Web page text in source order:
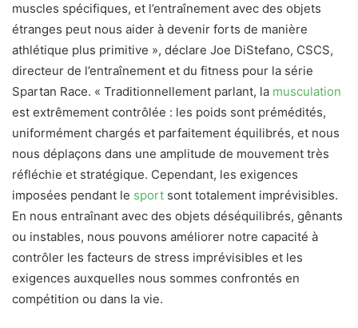
muscles spécifiques, et l’entraînement avec des objets
étranges peut nous aider à devenir forts de manière
athlétique plus primitive », déclare Joe DiStefano, CSCS,
directeur de l’entraînement et du fitness pour la série
Spartan Race. « Traditionnellement parlant, la musculation
est extrêmement contrôlée : les poids sont prémédités,
uniformément chargés et parfaitement équilibrés, et nous
nous déplaçons dans une amplitude de mouvement très
réfléchie et stratégique. Cependant, les exigences
imposées pendant le sport sont totalement imprévisibles.
En nous entraînant avec des objets déséquilibrés, gênants
ou instables, nous pouvons améliorer notre capacité à
contrôler les facteurs de stress imprévisibles et les
exigences auxquelles nous sommes confrontés en
compétition ou dans la vie.